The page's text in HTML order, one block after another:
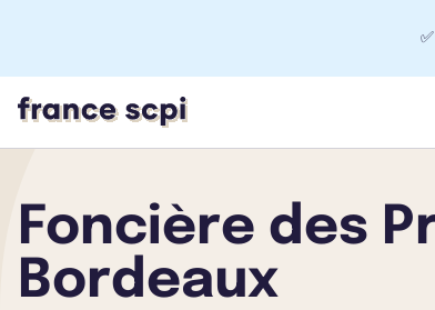
✅
Foncière des
Bordeaux